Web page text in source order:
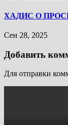
ХАДИС О
Сен 28, 2025
Добавить
Для отправки